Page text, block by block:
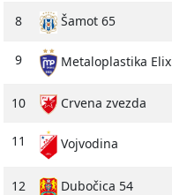
8 Šamot 65
9 Metaloplastika
10 Crvena zvezda
11 Vojvodina
12 Dubočica 54